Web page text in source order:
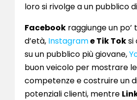
loro si rivolge a un pubblico
Facebook raggiunge un
d’età, Instagrame Tik Toksi
su un pubblico più giovane,
buon veicolo per mostrare
competenze e costruire un
potenziali clienti, mentre